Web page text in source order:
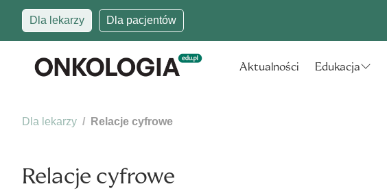
Dla lekarzy Dla pacjentów
Aktualności Edukacja
Dla lekarzy Relacje cyfrowe
Relacje cyfrowe